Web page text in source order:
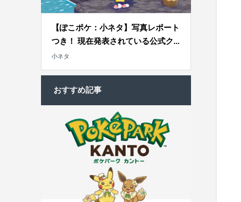
【ぽこポケ：小ネタ】写真レポート
つき！ 現在発表されている公式ク...
小ネタ
おすすめ記事